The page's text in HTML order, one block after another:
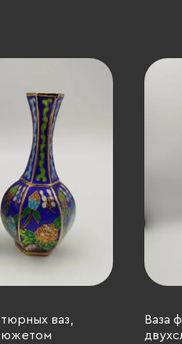
ваз,
Ваза